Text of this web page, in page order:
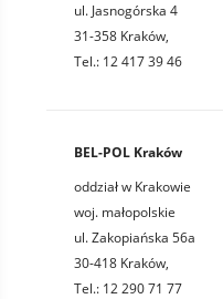
ul. Jasnogórska 4
31-358 Kraków,
Tel.: 12 417 39 46
BEL-POL Kraków
oddział w Krakowie
woj. małopolskie
ul. Zakopiańska 56a
30-418 Kraków,
Tel.: 12 290 71 77